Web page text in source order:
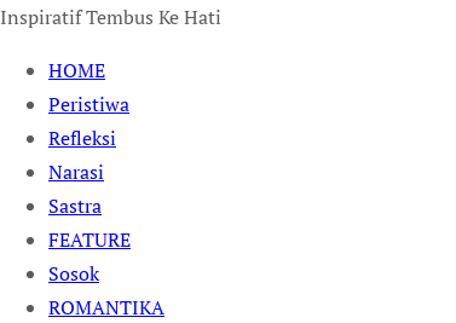
Inspiratif Tembus Ke Hati
HOME
Peristiwa
Refleksi
Narasi
Sastra
FEATURE
Sosok
ROMANTIKA